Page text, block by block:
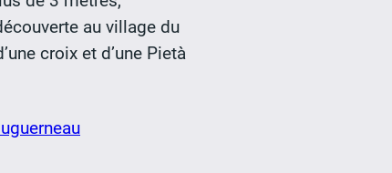
au village du
croix et d’une Pietà